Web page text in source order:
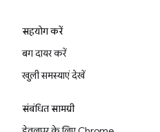
सहयोग करें
बग दायर करें
खुली समस्याएं देखें
संबंधित सामग्री